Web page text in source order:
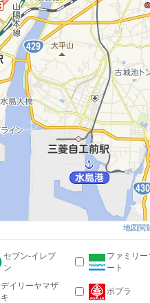
地図閲
セブン-イレブ
ン
ファミリー
ート
デイリーヤマザ
キ
ポプラ